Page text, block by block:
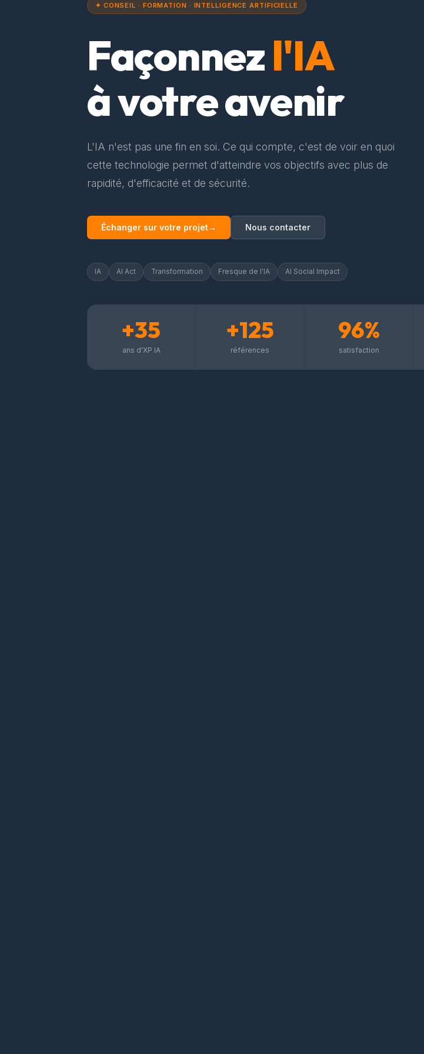
✦ CONSEIL · FORMATION · INTELLIGENCE ARTIFICIELLE
Façonnezl'IA
à votre avenir
L'IA n'est pas une fin en soi. Ce qui compte, c'est de voir en quoi
cette technologie permet d'atteindre vos objectifs avec plus de
rapidité, d'efficacité et de sécurité.
Échanger sur votre projet→ Nous contacter
IA AI Act Transformation Fresque de l'IA AI Social Impact
+35
ans d'XP IA
+125
références
96%
satisfaction